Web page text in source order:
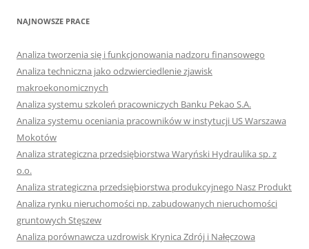
NAJNOWSZE PRACE
Analiza tworzenia się i funkcjonowania nadzoru finansowego
Analiza techniczna jako odzwierciedlenie zjawisk
makroekonomicznych
Analiza systemu szkoleń pracowniczych Banku Pekao S.A.
Analiza systemu oceniania pracowników w instytucji US Warszawa
Mokotów
Analiza strategiczna przedsiębiorstwa Waryński Hydraulika sp. z
o.o.
Analiza strategiczna przedsiębiorstwa produkcyjnego Nasz Produkt
Analiza rynku nieruchomości np. zabudowanych nieruchomości
gruntowych Stęszew
Analiza porównawcza uzdrowisk Krynica Zdrój i Nałęczowa